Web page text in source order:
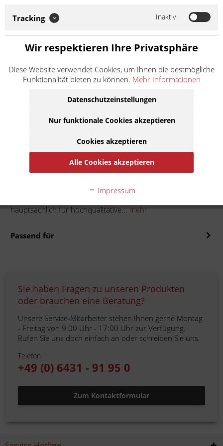
steht. KMP italiana setzt zudem auf europäische
Materialqualität und Herstellung. So...
4,50 € *
Inhalt:1
inkl. MwSt.zzgl. Versandkosten
Lieferzeit ca. 1 Werktag
In denWarenkorb
Auf die Merkliste
hauptsächlich für hochqualitative... mehr
Passend für
Sie haben Fragen zu unseren Produkten
oder brauchen eine Beratung?
Unsere Service-Mitarbeiter stehen Ihnen gerne Montag
- Freitag von 9:00 Uhr - 17:00 Uhr zur Verfügung.
Rufen Sie uns doch einfach an oder schreiben Sie uns.
Telefon
+49 (0) 6431 - 91 95 0
Zum Kontaktformular
Tracking Inaktiv
Wir respektieren Ihre Privatsphäre
Diese Website verwendet Cookies, um Ihnen die bestmögliche
Funktionalität bieten zu können. Mehr Informationen
Datenschutzeinstellungen
Nur funktionale Cookies akzeptieren
Cookies akzeptieren
Alle Cookies akzeptieren
Impressum